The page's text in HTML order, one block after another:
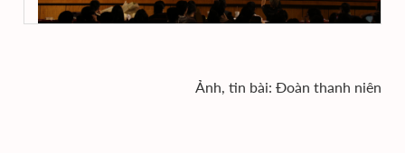
Ảnh, tin bài: Đoàn thanh niên